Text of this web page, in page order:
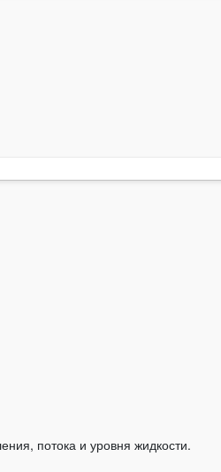
потока и уровня жидкости.